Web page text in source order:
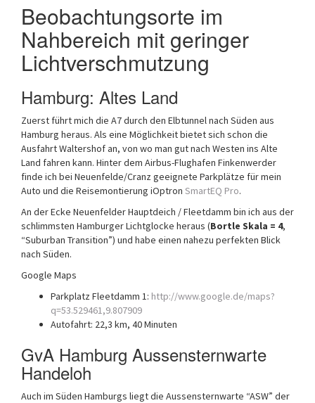
Beobachtungsorte im
Nahbereich mit geringer
Lichtverschmutzung
Hamburg: Altes Land
Zuerst führt mich die A7 durch den Elbtunnel nach Süden aus
Hamburg heraus. Als eine Möglichkeit bietet sich schon die
Ausfahrt Waltershof an, von wo man gut nach Westen ins Alte
Land fahren kann. Hinter dem Airbus-Flughafen Finkenwerder
finde ich bei Neuenfelde/Cranz geeignete Parkplätze für mein
Auto und die Reisemontierung iOptron SmartEQ Pro.
An der Ecke Neuenfelder Hauptdeich / Fleetdamm bin ich aus der
schlimmsten Hamburger Lichtglocke heraus (Bortle Skala = 4,
“Suburban Transition”) und habe einen nahezu perfekten Blick
nach Süden.
Google Maps
Parkplatz Fleetdamm 1: http://www.google.de/maps?
q=53.529461,9.807909
Autofahrt: 22,3 km, 40 Minuten
GvA Hamburg Aussensternwarte
Handeloh
Auch im Süden Hamburgs liegt die Aussensternwarte “ASW” der